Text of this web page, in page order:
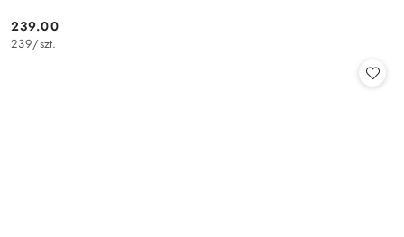
Cena:
239.00
239/szt.